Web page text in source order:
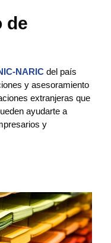
de
NARIC del país
y asesoramiento
extranjeras que
ayudarte a
y